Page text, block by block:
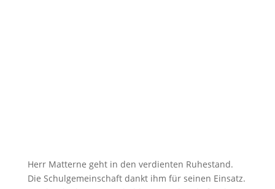
Herr Matterne geht in den verdienten Ruhestand.
Die Schulgemeinschaft dankt ihm für seinen Einsatz.